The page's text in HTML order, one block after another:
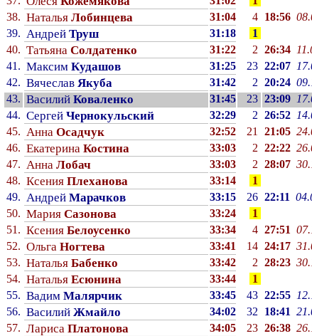
38. Наталья Лобинцева 31:04 4 18:56
39. Андрей Труш 31:18
1
40. Татьяна Солдатенко 31:22 2 26:34
41. Максим Кудашов 31:25 23 22:07
42. Вячеслав Якуба 31:42 2 20:24
43. Василий Коваленко 31:45 23 23:09
44. Сергей Чернокульский 32:29 2 26:52
45. Анна Осадчук 32:52 21 21:05
46. Екатерина Костина 33:03 2 22:22
47. Анна Лобач 33:03 2 28:07
48. Ксения Плеханова 33:14
1
49. Андрей Марачков 33:15 26 22:11
50. Мария Сазонова 33:24
1
51. Ксения Белоусенко 33:34 4 27:51
52. Ольга Ногтева 33:41 14 24:17
53. Наталья Бабенко 33:42 2 28:23
54. Наталья Есюнина 33:44
1
55. Вадим Малярчик 33:45 43 22:55
56. Василий Жмайло 34:02 32 18:41
57. Лариса Платонова 34:05 23 26:38